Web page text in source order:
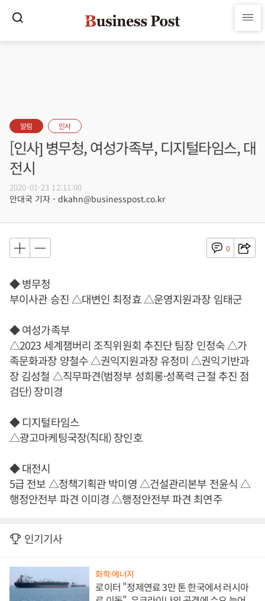
알림 인사
[인사] 병무청, 여성가족부, 디지털타임스, 대
전시
2020-01-23 12:11:00
안대국 기자 - dkahn@businesspost.co.kr
0
◆ 병무청
부이사관 승진 △대변인 최정효 △운영지원과장 임태군
◆ 여성가족부
△2023 세계잼버리 조직위원회 추진단 팀장 인정숙 △가
족문화과장 양철수 △권익지원과장 유정미 △권익기반과
장 김성철 △직무파견(범정부 성희롱·성폭력 근절 추진 점
검단) 장미경
◆ 디지털타임스
△광고마케팅국장(직대) 장인호
◆ 대전시
5급 전보 △정책기획관 박미영 △건설관리본부 전윤식 △
행정안전부 파견 이미경 △행정안전부 파견 최연주
인기기사
화학·에너지
로이터 "정제연료 3만 톤 한국에서 러시아